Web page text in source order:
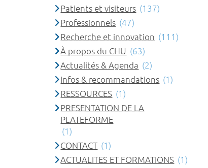
Patients et visiteurs (137)
Professionnels (47)
Recherche et innovation (111)
À propos du CHU (63)
Actualités & Agenda (2)
Infos & recommandations (1)
RESSOURCES (1)
PRESENTATION DE LA
PLATEFORME
(1)
CONTACT (1)
ACTUALITES ET FORMATIONS (1)